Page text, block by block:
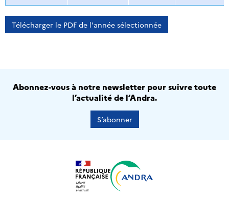
Télécharger le PDF de l'année sélectionnée
Abonnez-vous à notre newsletter pour suivre toute
l’actualité de l’Andra.
S’abonner